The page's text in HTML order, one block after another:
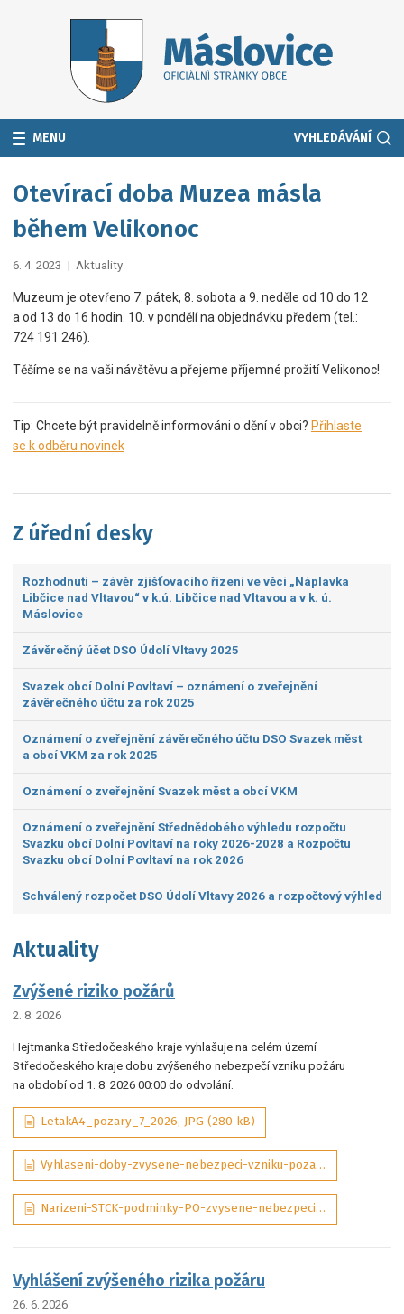
MENU VYHLEDÁVÁNÍ
Otevírací doba Muzea másla
během Velikonoc
6. 4. 2023 | Aktuality
Muzeum je otevřeno 7. pátek, 8. sobota a 9. neděle od 10 do 12
a od 13 do 16 hodin. 10. v pondělí na objednávku předem (tel.:
724 191 246).
Těšíme se na vaši návštěvu a přejeme příjemné prožití Velikonoc!
Tip: Chcete být pravidelně informováni o dění v obci? Přihlaste
se k odběru novinek
Z úřední desky
Rozhodnutí – závěr zjišťovacího řízení ve věci „Náplavka
Libčice nad Vltavou“ v k.ú. Libčice nad Vltavou a v k. ú.
Máslovice
Závěrečný účet DSO Údolí Vltavy 2025
Svazek obcí Dolní Povltaví – oznámení o zveřejnění
závěrečného účtu za rok 2025
Oznámení o zveřejnění závěrečného účtu DSO Svazek měst
a obcí VKM za rok 2025
Oznámení o zveřejnění Svazek měst a obcí VKM
Oznámení o zveřejnění Střednědobého výhledu rozpočtu
Svazku obcí Dolní Povltaví na roky 2026-2028 a Rozpočtu
Svazku obcí Dolní Povltaví na rok 2026
Schválený rozpočet DSO Údolí Vltavy 2026 a rozpočtový výhled
Aktuality
Zvýšené riziko požárů
2. 8. 2026
Hejtmanka Středočeského kraje vyhlašuje na celém území
Středočeského kraje dobu zvýšeného nebezpečí vzniku požáru
na období od 1. 8. 2026 00:00 do odvolání.
LetakA4_pozary_7_2026, JPG (280 kB)
Vyhlaseni-doby-zvysene-nebezpeci-vzniku-pozaru-07-2026-sig_aDQP3Wd, PDF (292 kB)
Narizeni-STCK-podminky-PO-zvysene-nebezpeci-pozaru-01-2025-ASPI_tObrJIM, PDF (131 kB)
Vyhlášení zvýšeného rizika požáru
26. 6. 2026